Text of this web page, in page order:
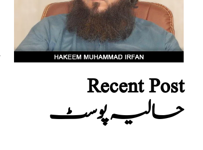
Recent Post
حالیہ پوسٹ